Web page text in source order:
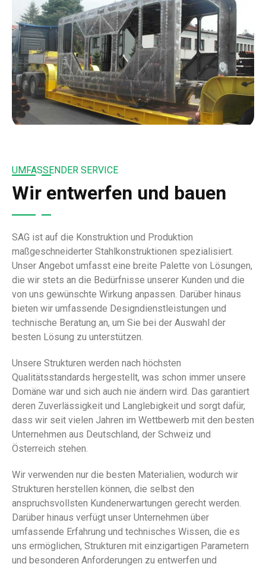
UMFASSENDER SERVICE
Wir entwerfen und bauen
SAG ist auf die Konstruktion und Produktion
maßgeschneiderter Stahlkonstruktionen spezialisiert.
Unser Angebot umfasst eine breite Palette von Lösungen,
die wir stets an die Bedürfnisse unserer Kunden und die
von uns gewünschte Wirkung anpassen. Darüber hinaus
bieten wir umfassende Designdienstleistungen und
technische Beratung an, um Sie bei der Auswahl der
besten Lösung zu unterstützen.
Unsere Strukturen werden nach höchsten
Qualitätsstandards hergestellt, was schon immer unsere
Domäne war und sich auch nie ändern wird. Das garantiert
deren Zuverlässigkeit und Langlebigkeit und sorgt dafür,
dass wir seit vielen Jahren im Wettbewerb mit den besten
Unternehmen aus Deutschland, der Schweiz und
Österreich stehen.
Wir verwenden nur die besten Materialien, wodurch wir
Strukturen herstellen können, die selbst den
anspruchsvollsten Kundenerwartungen gerecht werden.
Darüber hinaus verfügt unser Unternehmen über
umfassende Erfahrung und technisches Wissen, die es
uns ermöglichen, Strukturen mit einzigartigen Parametern
und besonderen Anforderungen zu entwerfen und